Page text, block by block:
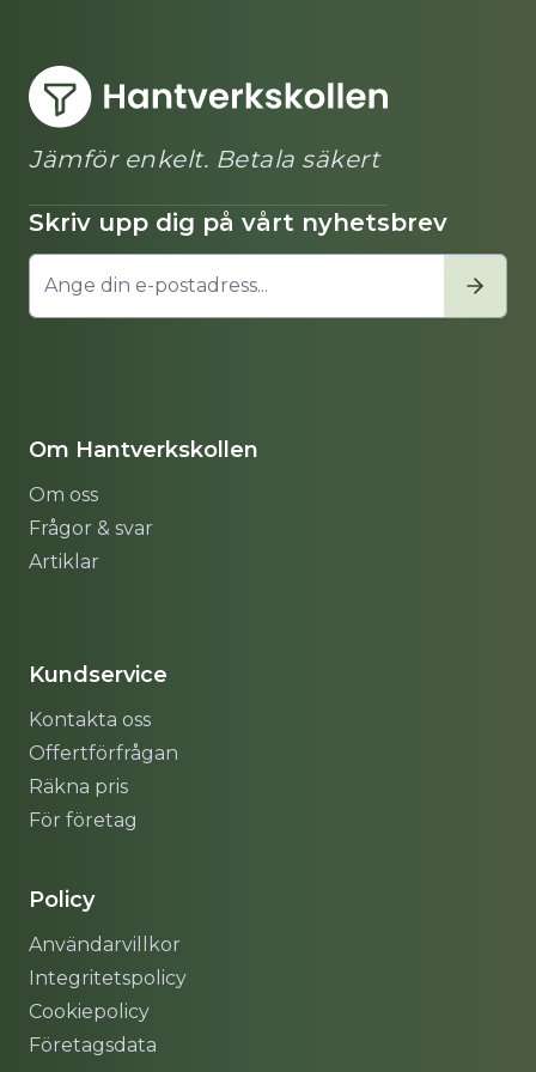
Jämför enkelt. Betala säkert
Skriv upp dig på vårt nyhetsbrev
Om Hantverkskollen
Om oss
Frågor & svar
Artiklar
Kundservice
Kontakta oss
Offertförfrågan
Räkna pris
För företag
Policy
Användarvillkor
Integritetspolicy
Cookiepolicy
Företagsdata